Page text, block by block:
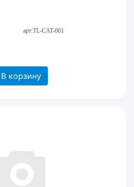
арт:TL-CAT-001
В корзину